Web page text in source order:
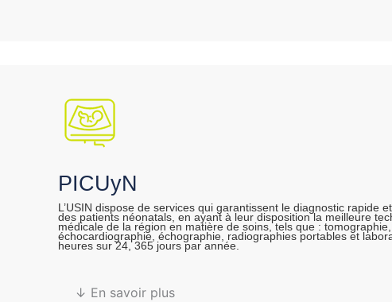
PICUyN
L’USIN dispose de services qui garantissent le diagnostic rapide
des patients néonatals, en ayant à leur disposition la meilleure
médicale de la région en matière de soins, tels que : tomographie,
échocardiographie, échographie, radiographies portables et
heures sur 24, 365 jours par année.
↓ En savoir plus